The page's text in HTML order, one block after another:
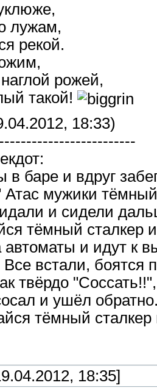
лужам,
рекой.
рожей,
такой!
18:33)
в баре и вдруг
Атас мужики
и сидели
тёмный сталкер
автоматы и идут к
встали, боятся
твёрдо
и ушёл
тёмный
18:35]